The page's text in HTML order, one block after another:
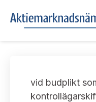
Om oss
UTTALANDEN
vid budplikt